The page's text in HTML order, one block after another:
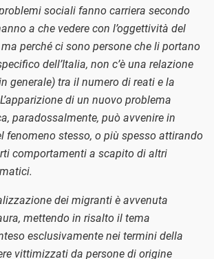
sociali fanno carriera secondo
a che vedere con l’oggettività del
perché ci sono persone che li portano
dell’Italia, non c’è una relazione
generale) tra il numero di reati e la
di un nuovo problema
paradossalmente, può avvenire in
fenomeno stesso, o più spesso attirando
comportamenti a scapito di altri
dei migranti è avvenuta
mettendo in risalto il tema
esclusivamente nei termini della
vittimizzati da persone di origine